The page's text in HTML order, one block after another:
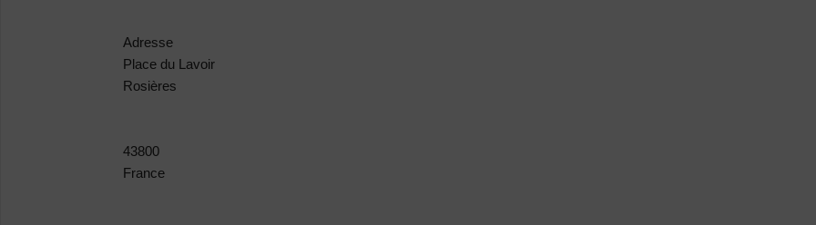
Adresse
Place du Lavoir
Rosières
43800
France